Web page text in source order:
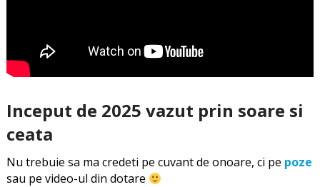
Inceput de 2025 vazut prin soare si
ceata
Nu trebuie sa ma credeti pe cuvant de onoare, ci pe poze
sau pe video-ul din dotare